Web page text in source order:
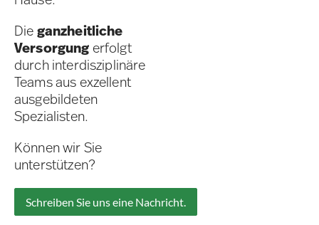
Dieganzheitliche
Versorgungerfolgt
durch interdisziplinäre
Teams aus exzellent
ausgebildeten
Spezialisten.
Können wir Sie
unterstützen?
Schreiben Sie uns eine Nachricht.